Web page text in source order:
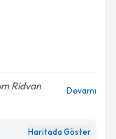
Ridvan
Devamı
Haritada Göster